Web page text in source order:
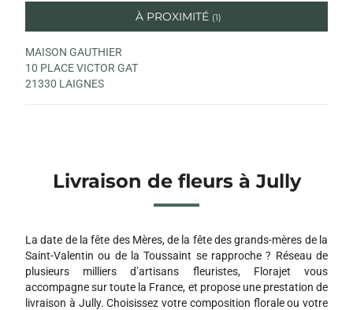
À PROXIMITÉ (1)
MAISON GAUTHIER
10 PLACE VICTOR GAT
21330 LAIGNES
Livraison de fleurs à Jully
La date de la fête des Mères, de la fête des grands-mères de la
Saint-Valentin ou de la Toussaint se rapproche ? Réseau de
plusieurs milliers d’artisans fleuristes, Florajet vous
accompagne sur toute la France, et propose une prestation de
livraison à Jully. Choisissez votre composition florale ou votre